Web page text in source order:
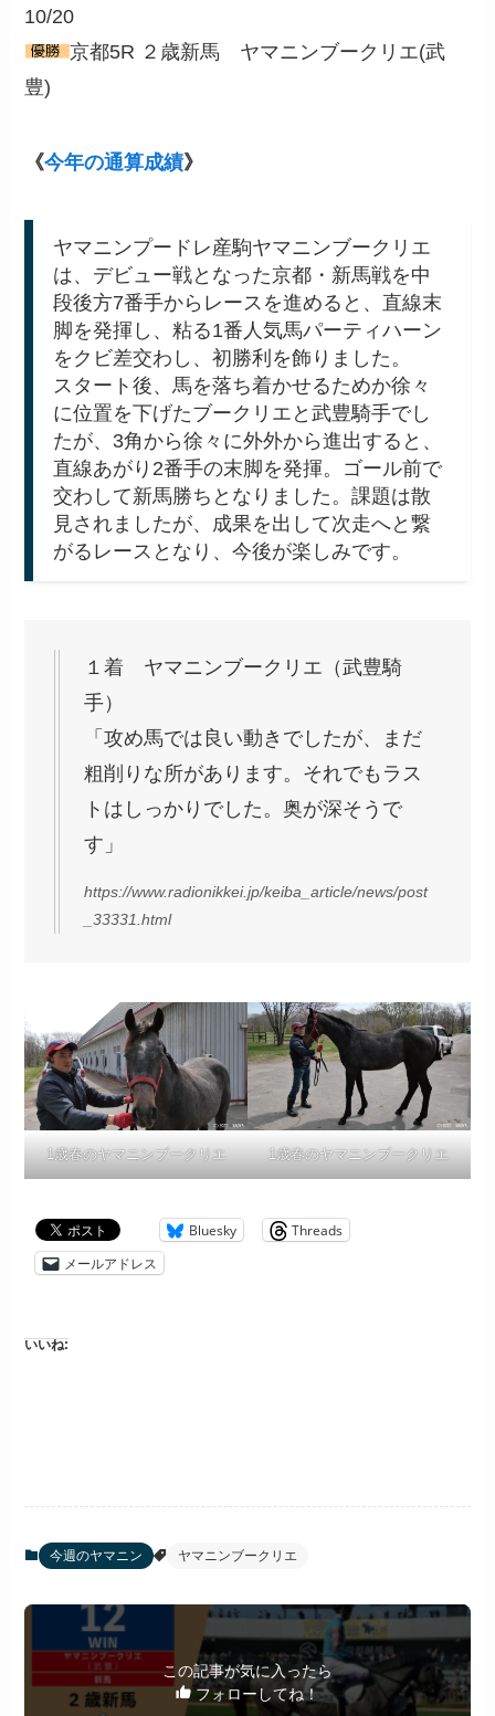
10/20
京都5R ２歳新馬 ヤマニンブークリエ(武
豊)
《今年の通算成績》
ヤマニンプードレ産駒ヤマニンブークリエ
は、デビュー戦となった京都・新馬戦を中
段後方7番手からレースを進めると、直線末
脚を発揮し、粘る1番人気馬パーティハーン
をクビ差交わし、初勝利を飾りました。
スタート後、馬を落ち着かせるためか徐々
に位置を下げたブークリエと武豊騎手でし
たが、3角から徐々に外外から進出すると、
直線あがり2番手の末脚を発揮。ゴール前で
交わして新馬勝ちとなりました。課題は散
見されましたが、成果を出して次走へと繋
がるレースとなり、今後が楽しみです。
１着 ヤマニンブークリエ（武豊騎
手）
「攻め馬では良い動きでしたが、まだ
粗削りな所があります。それでもラス
トはしっかりでした。奥が深そうで
す」
https://www.radionikkei.jp/keiba_article/news/post
_33331.html
1歳春のヤマニンブークリエ 1歳春のヤマニンブークリエ
Bluesky
Threads
メールアドレス
いいね:
今週のヤマニン ヤマニンブークリエ
この記事が気に入ったら
フォローしてね！